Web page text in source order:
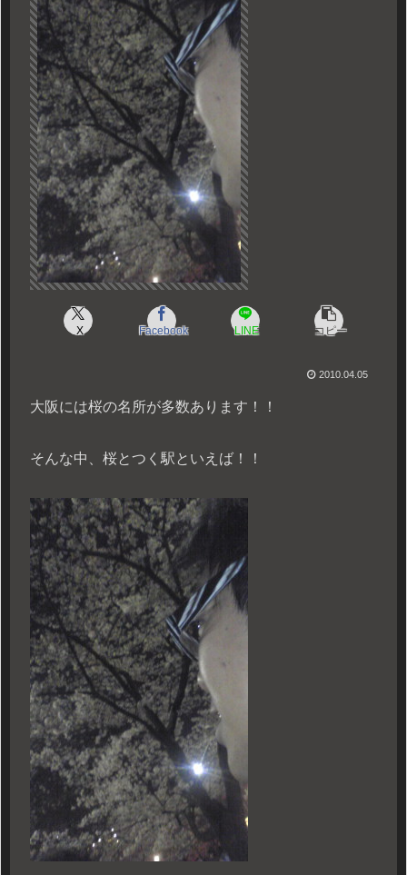
X Facebook LINE コピー
2010.04.05
大阪には桜の名所が多数あります！！
そんな中、桜とつく駅といえば！！